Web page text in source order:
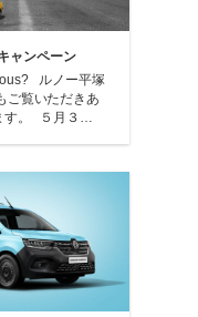
ャンペーン
ルノー平塚
ご覧いただきあ
す。 ５月３…